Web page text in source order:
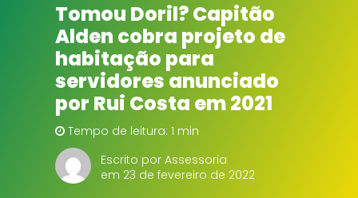
NOTÍCIAS
BIOGRAFIA
DOWNLOADS
EMENDAS
PROJETOS
Tomou Doril? Capitão
Alden cobra projeto de
habitação para
servidores anunciado
por Rui Costa em 2021
Tempo de leitura: 1 min
Escrito por Assessoria
em 23 de fevereiro de 2022